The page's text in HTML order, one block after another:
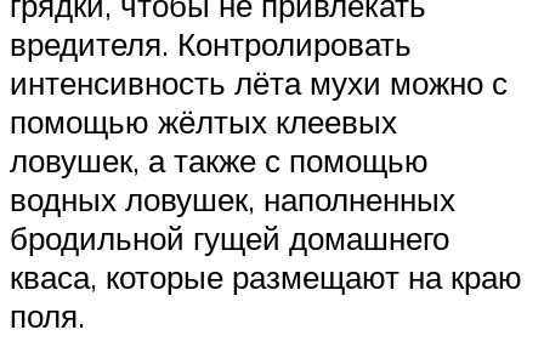
вредителя. Контролировать
интенсивность лёта мухи можно с
помощью жёлтых клеевых
ловушек, а также с помощью
водных ловушек, наполненных
бродильной гущей домашнего
кваса, которые размещают на краю
поля.